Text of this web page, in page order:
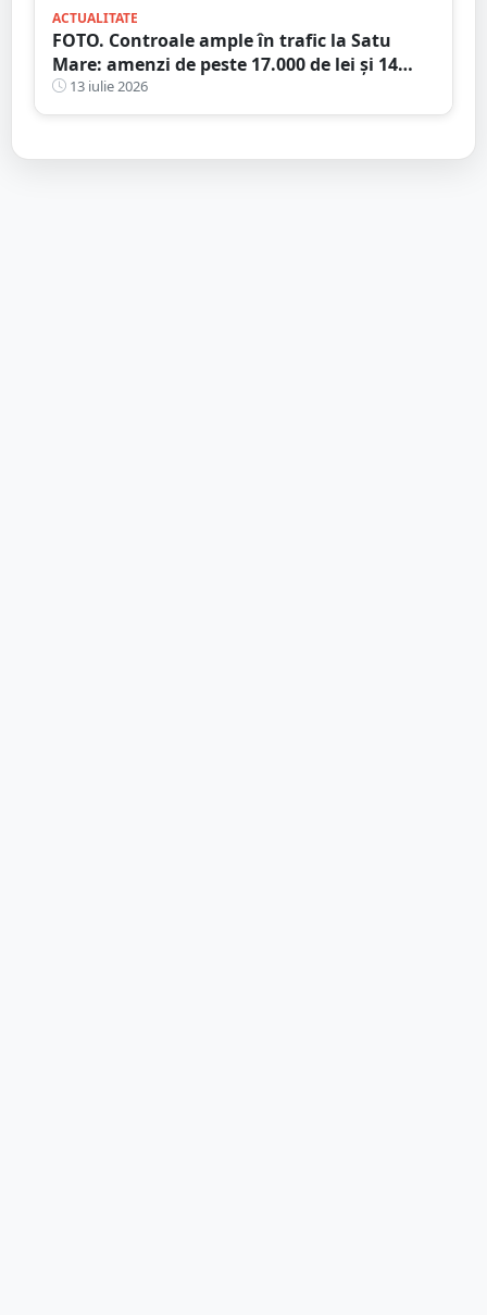
ACTUALITATE
FOTO. Controale ample în trafic la Satu
Mare: amenzi de peste 17.000 de lei și 14
certificate de înmatriculare reținute. Trei
șoferi s-au ales cu dosare penale
13 iulie 2026